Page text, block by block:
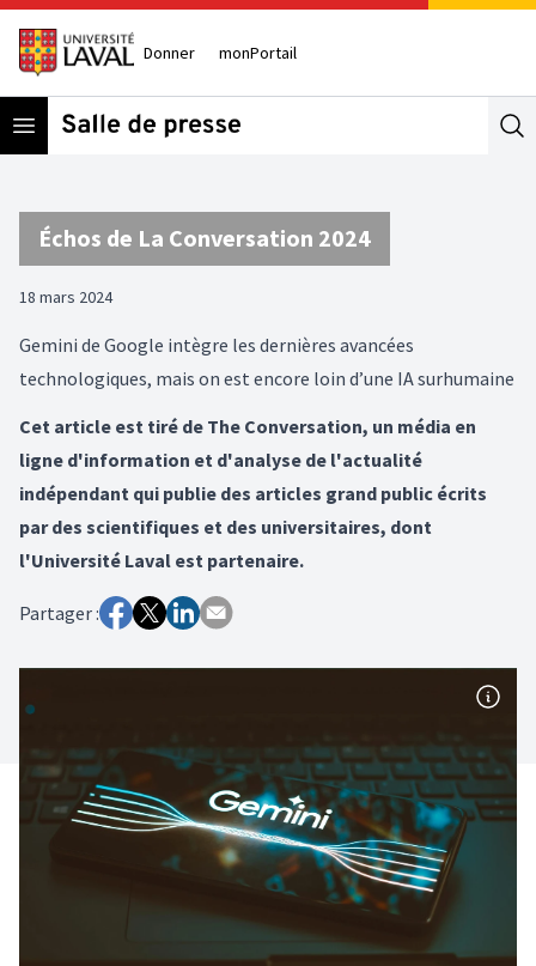
Donner monPortail
Open menu
Échos de La Conversation 2024
18 mars 2024
Gemini de Google intègre les dernières avancées
technologiques, mais on est encore loin d’une IA surhumaine
Cet article est tiré de The Conversation, un média en
ligne d'information et d'analyse de l'actualité
indépendant qui publie des articles grand public écrits
par des scientifiques et des universitaires, dont
l'Université Laval est partenaire.
Partager :